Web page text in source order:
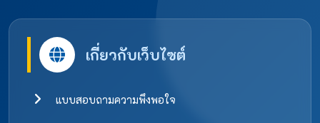
เกี่ยวกับเว็บไซต์
แบบสอบถามความพึงพอใจ